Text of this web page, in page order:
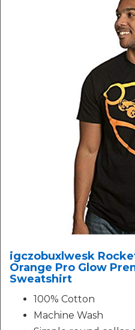
igczobuxlwesk
Orange Pro Glow
Sweatshirt
100% Cotton
Machine Wash